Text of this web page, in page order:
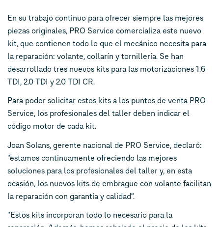
En su trabajo continuo para ofrecer siempre las mejores
piezas originales, PRO Service comercializa este nuevo
kit, que contienen todo lo que el mecánico necesita para
la reparación: volante, collarín y tornillería. Se han
desarrollado tres nuevos kits para las motorizaciones 1.6
TDI, 2.0 TDI y 2.0 TDI CR.
Para poder solicitar estos kits a los puntos de venta PRO
Service, los profesionales del taller deben indicar el
código motor de cada kit.
Joan Solans, gerente nacional de PRO Service, declaró:
“estamos continuamente ofreciendo las mejores
soluciones para los profesionales del taller y, en esta
ocasión, los nuevos kits de embrague con volante facilitan
la reparación con garantía y calidad”.
“Estos kits incorporan todo lo necesario para la